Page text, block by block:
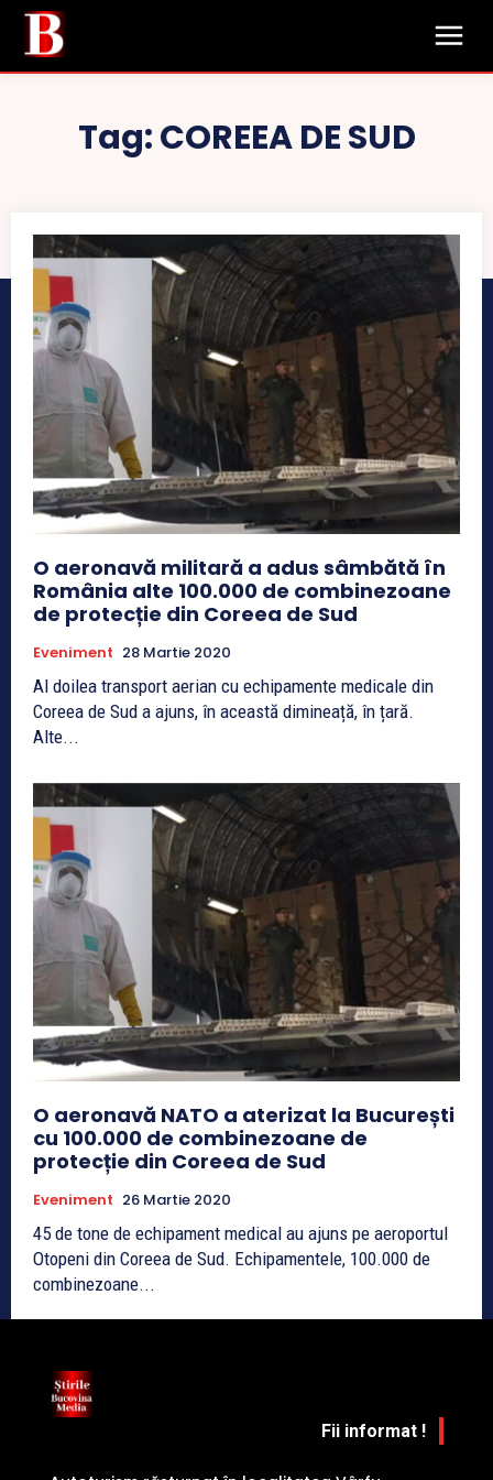
Tag:COREEA DE SUD
O aeronavă militară a adus sâmbătă în
România alte 100.000 de combinezoane
de protecție din Coreea de Sud
Eveniment 28 Martie 2020
Al doilea transport aerian cu echipamente medicale din
Coreea de Sud a ajuns, în această dimineață, în țară.
Alte...
O aeronavă NATO a aterizat la București
cu 100.000 de combinezoane de
protecție din Coreea de Sud
Eveniment 26 Martie 2020
45 de tone de echipament medical au ajuns pe aeroportul
Otopeni din Coreea de Sud. Echipamentele, 100.000 de
combinezoane...
Fii informat !